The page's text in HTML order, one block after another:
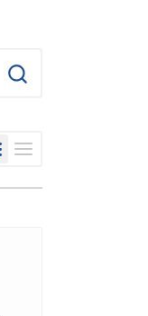
Найти